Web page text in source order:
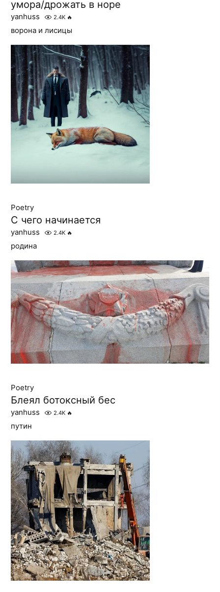
умора/дрожать в норе
yanhuss 2.4K 🔥
ворона и лисицы
Poetry
С чего начинается
yanhuss 2.4K 🔥
родина
Poetry
Блеял ботоксный бес
yanhuss 2.4K 🔥
путин